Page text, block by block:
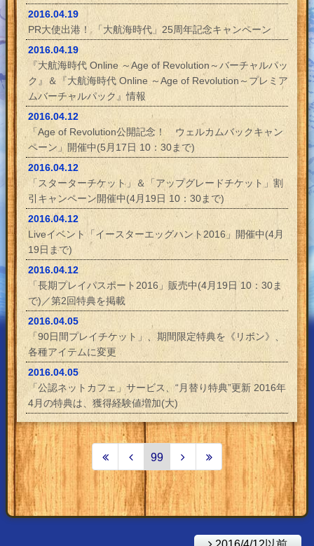
2016.04.19
PR大使出港！ 「大航海時代」25周年記念キャンペーン
2016.04.19
『大航海時代 Online ～Age of Revolution～バーチャルパッ
ク』＆『大航海時代 Online ～Age of Revolution～プレミア
ムバーチャルパック』情報
2016.04.12
「Age of Revolution公開記念！ ウェルカムバックキャン
ペーン」開催中(5月17日 10：30まで)
2016.04.12
「スターターチケット」＆「アップグレードチケット」割
引キャンペーン開催中(4月19日 10：30まで)
2016.04.12
Liveイベント「イースターエッグハント2016」開催中(4月
19日まで)
2016.04.12
「長期プレイパスポート2016」販売中(4月19日 10：30ま
で)／第2回特典を掲載
2016.04.05
「90日間プレイチケット」、期間限定特典を《リボン》、
各種アイテムに変更
2016.04.05
「公認ネットカフェ」サービス、“月替り特典”更新 2016年
4月の特典は、獲得経験値増加(大)
99